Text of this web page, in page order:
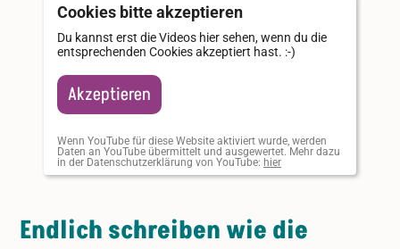
Cookies bitte akzeptieren
Du kannst erst die Videos hier sehen, wenn du die
entsprechenden Cookies akzeptiert hast. :-)
Akzeptieren
Wenn YouTube für diese Website aktiviert wurde, werden
Daten an YouTube übermittelt und ausgewertet. Mehr dazu
in der Datenschutzerklärung von YouTube: hier
Endlich schreiben wie die